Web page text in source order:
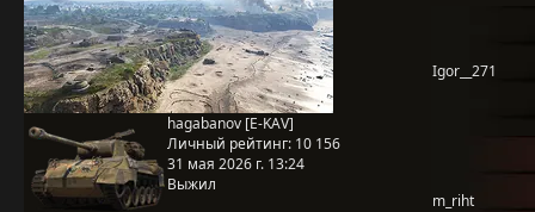
hagabanov [E-KAV]
Личный рейтинг: 10 156
31 мая 2026 г. 13:24
Выжил
Igor__271
m_riht